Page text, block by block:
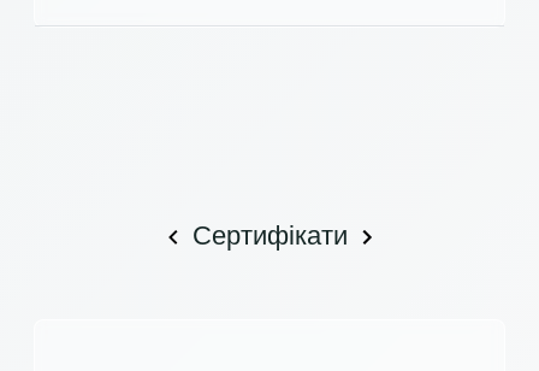
Сертифікати